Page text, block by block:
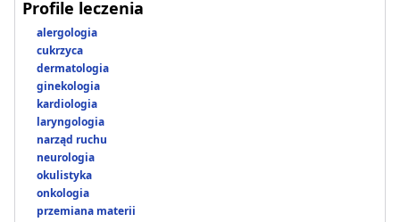
Profile leczenia
alergologia
cukrzyca
dermatologia
ginekologia
kardiologia
laryngologia
narząd ruchu
neurologia
okulistyka
onkologia
przemiana materii